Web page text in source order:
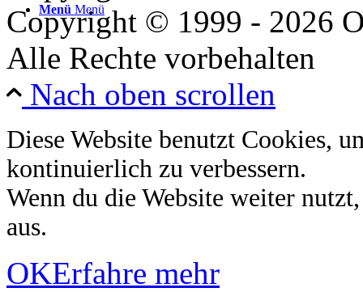
Menü Menü
Copyright © 1999 - 2026
Alle Rechte vorbehalten
Nach oben scrollen
Diese Website benutzt Cookies,
kontinuierlich zu verbessern.
Wenn du die Website weiter
aus.
OKErfahre mehr